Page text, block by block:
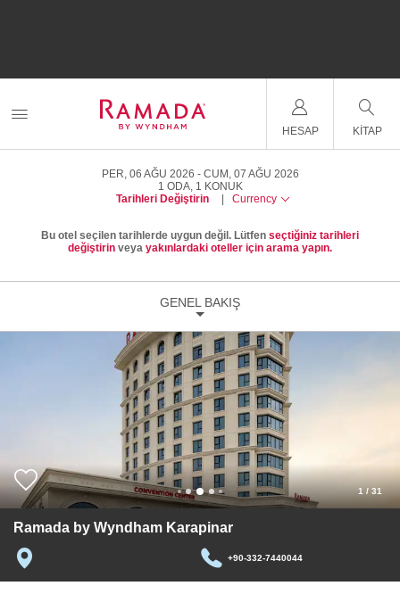
HESAP KITAP
PER, 06 AĞU 2026
CUM, 07 AĞU 2026
1 ODA, 1 KONUK
Tarihleri Değiştirin
Currency
Bu otel seçilen tarihlerde uygun değil. Lütfen seçtiğiniz tarihleri
değiştirin veya yakınlardaki oteller için arama yapın.
GENEL BAKIŞ
1 / 31
Ramada by Wyndham Karapinar
+90-332-7440044